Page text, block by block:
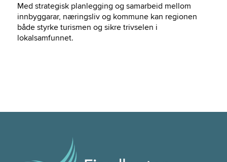
Med strategisk planlegging og samarbeid mellom
innbyggarar, næringsliv og kommune kan regionen
både styrke turismen og sikre trivselen i
lokalsamfunnet.